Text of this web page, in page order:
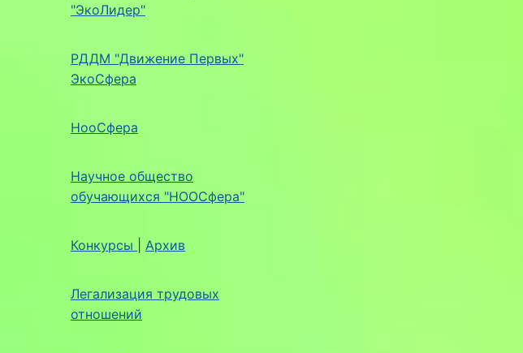
"ЭкоЛидер"
РДДМ "Движение Первых"
ЭкоСфера
НооСфера
Научное общество
обучающихся "НООСфера"
Конкурсы Архив
Легализация трудовых
отношений